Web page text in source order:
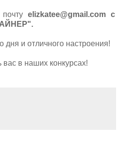
elizkatee@gmail.com с
и отличного настроения!
в наших конкурсах!